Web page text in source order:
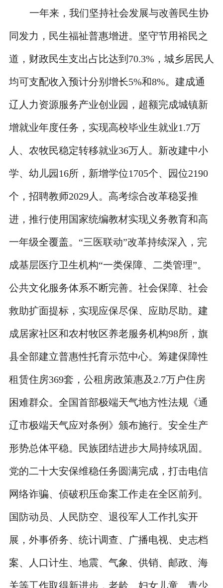
一年来，我们坚持社会发展与改善民生协
同发力，民生福祉普惠增进。坚守节用裕民之
道，财政民生支出占比达到70.3%，城乡居民人
均可支配收入预计分别增长5%和8%。建成通
辽人力资源服务产业创业园，超额完成城镇新
增就业年度任务，实现高校毕业生就业1.7万
人、农牧民稳定转移就业36万人。新改建中小
学、幼儿园16所，新增学位1705个、园位2190
个，招聘教师2029人。高考综合改革稳妥推
进，推行使用国家统编教材实现义务教育和高
一年级全覆盖。“三医联动”改革持续深入，完
成基层医疗卫生机构“一类保障、二类管理”。
公共文化服务体系不断完善。社会保障、社会
救助扩面提标，实现应保尽保、应助尽助。建
成居家社区和农村牧区养老服务机构98所，旗
县全部建立普惠性托育示范中心。筹建保障性
租赁住房369套，公租房政策惠及2.7万户住房
困难群众。全国首部极端天气地方性法规《通
辽市极端天气应对条例》颁布施行。安全生产
形势总体平稳。民族团结进步大局持续巩固。
党的二十大安保维稳任务圆满完成，打击电信
网络诈骗、侦破积压命案工作走在全区前列。
国防动员、人民防空、退役军人工作扎实开
展，外事侨务、统计调查、广播电视、史志档
案、人口计生、地震、气象、供销、邮政、海
关等工作取得新进步，老龄、妇女儿童、青少